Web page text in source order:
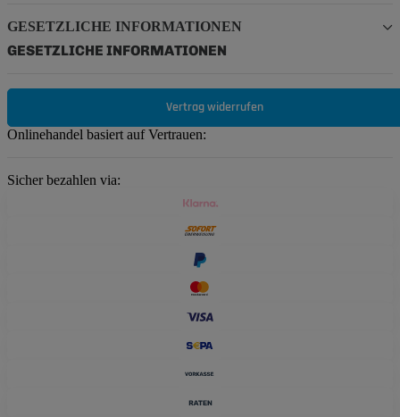
GESETZLICHE INFORMATIONEN
GESETZLICHE INFORMATIONEN
Vertrag widerrufen
Onlinehandel basiert auf Vertrauen:
Sicher bezahlen via: